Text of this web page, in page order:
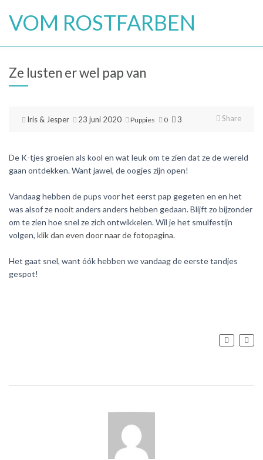
to
content
VOM ROSTFARBEN
Ze lusten er wel pap van
Iris & Jesper 23 juni 2020 Puppies 0 3 Share
De K-tjes groeien als kool en wat leuk om te zien dat ze de wereld
gaan ontdekken. Want jawel, de oogjes zijn open!
Vandaag hebben de pups voor het eerst pap gegeten en en het
was alsof ze nooit anders anders hebben gedaan. Blijft zo bijzonder
om te zien hoe snel ze zich ontwikkelen. Wil je het smulfestijn
volgen, klik dan even door naar de fotopagina.
Het gaat snel, want óók hebben we vandaag de eerste tandjes
gespot!
Post